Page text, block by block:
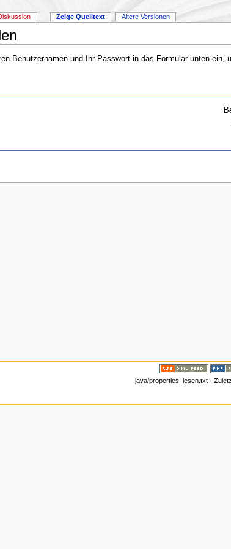
Benutzernamen und Ihr Passwort in das Formular unten
Zeige Quelltext Ältere Versionen
java/properties_lesen.txt ·